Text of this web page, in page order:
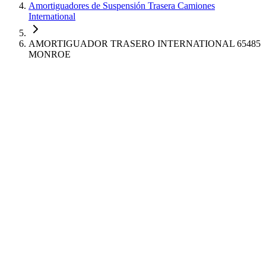
Amortiguadores de Suspensión Trasera Camiones
International
AMORTIGUADOR TRASERO INTERNATIONAL 65485
MONROE